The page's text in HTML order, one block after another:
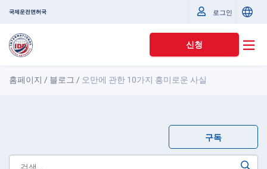
국제운전면허국 로그인
신청
홈페이지 / 블로그 / 오만에 관한 10가지 흥미로운 사실
구독